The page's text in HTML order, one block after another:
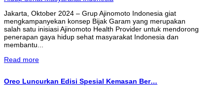
Jakarta, Oktober 2024 – Grup Ajinomoto Indonesia giat
mengkampanyekan konsep Bijak Garam yang merupakan
salah satu inisiasi Ajinomoto Health Provider untuk mendorong
penerapan gaya hidup sehat masyarakat Indonesia dan
membantu...
Read more
Oreo Luncurkan Edisi Spesial Kemasan Ber…